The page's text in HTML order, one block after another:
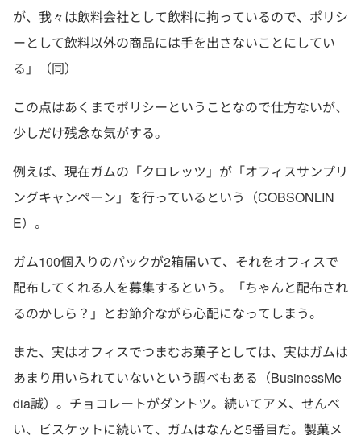
が、我々は飲料会社として飲料に拘っているので、ポリシ
ーとして飲料以外の商品には手を出さないことにしてい
る」（同）
この点はあくまでポリシーということなので仕方ないが、
少しだけ残念な気がする。
例えば、現在ガムの「クロレッツ」が「オフィスサンプリ
ングキャンペーン」を行っているという（COBSONLIN
E）。
ガム100個入りのパックが2箱届いて、それをオフィスで
配布してくれる人を募集するという。「ちゃんと配布され
るのかしら？」とお節介ながら心配になってしまう。
また、実はオフィスでつまむお菓子としては、実はガムは
あまり用いられていないという調べもある（BusinessMe
dia誠）。チョコレートがダントツ。続いてアメ、せんべ
い、ビスケットに続いて、ガムはなんと5番目だ。製菓メ